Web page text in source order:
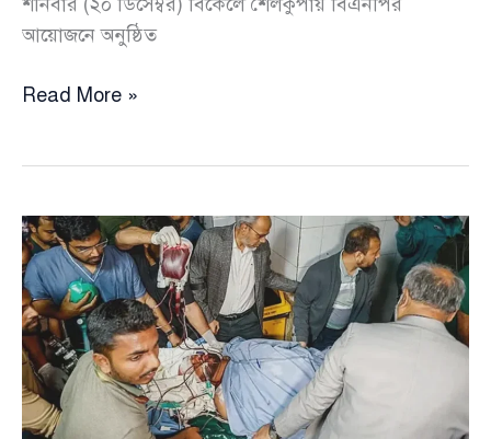
আয়োজনে অনুষ্ঠিত
পদত্যাগ
বিএনপির
প্রার্থী
হচ্ছেন
অ্যাটর্নি
জেনারেল
আসাদুজ্জামান
Read More »